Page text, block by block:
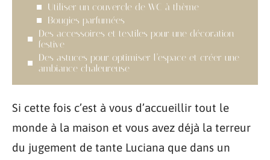
Utiliser un couvercle de WC à thème
Bougies parfumées
Des accessoires et textiles pour une décoration
festive
Des astuces pour optimiser l’espace et créer une
ambiance chaleureuse
Si cette fois c’est à vous d’accueillir tout le
monde à la maison et vous avez déjà la terreur
du jugement de tante Luciana que dans un